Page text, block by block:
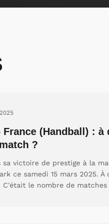
France (Handball) :
?
sa victoire de prestige à la
ce samedi 15 mars 2025.
C'était le nombre de